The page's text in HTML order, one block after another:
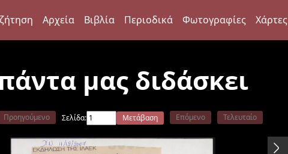
Αρχεία Βιβλία Περιοδικά Φωτογραφίες Χάρτες
μας διδάσκει
Προηγούμενο Σελίδα: Μετάβαση Επόμενο Τελευταίο